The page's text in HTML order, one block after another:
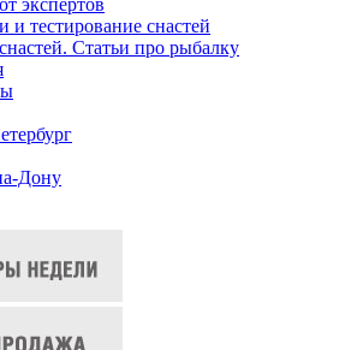
экспертов
и тестирование снастей
Статьи про рыбалку
Дону